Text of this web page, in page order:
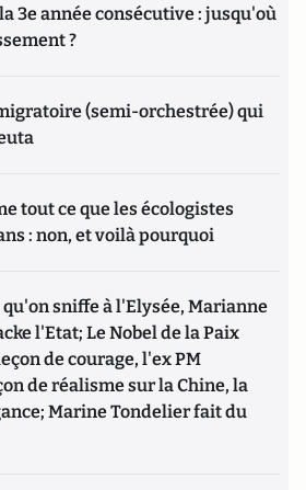
3e année consécutive : jusqu'où
?
(semi-orchestrée) qui
tout ce que les écologistes
: non, et voilà pourquoi
sniffe à l'Elysée, Marianne
l'Etat; Le Nobel de la Paix
de courage, l'ex PM
de réalisme sur la Chine, la
Marine Tondelier fait du